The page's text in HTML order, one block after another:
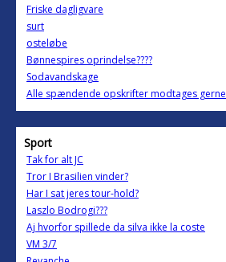
Friske dagligvare
surt
osteløbe
Bønnespires oprindelse????
Sodavandskage
Alle spændende opskrifter modtages gerne
Sport
Tak for alt JC
Tror I Brasilien vinder?
Har I sat jeres tour-hold?
Laszlo Bodrogi???
Aj hvorfor spillede da silva ikke la coste
VM 3/7